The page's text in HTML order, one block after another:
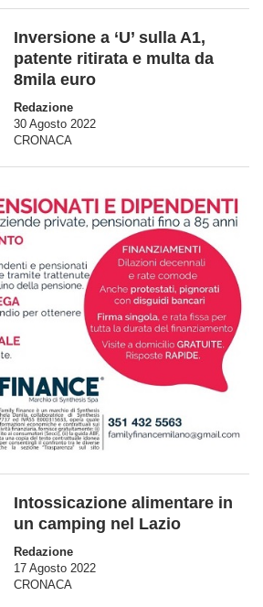
Inversione a ‘U’ sulla A1,
patente ritirata e multa da
8mila euro
Redazione
30 Agosto 2022
CRONACA
Intossicazione alimentare in
un camping nel Lazio
Redazione
17 Agosto 2022
CRONACA